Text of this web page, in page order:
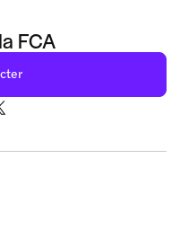
FCA